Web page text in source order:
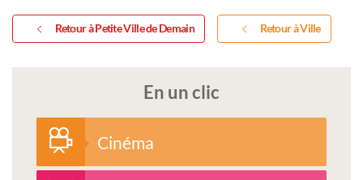
Retour à Petite Ville de Demain Retour à Ville
En un clic
Cinéma